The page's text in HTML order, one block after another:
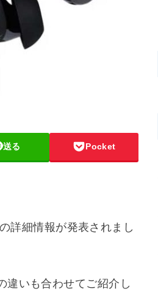
送る Pocket
詳細情報が発表されまし
違いも合わせてご紹介し